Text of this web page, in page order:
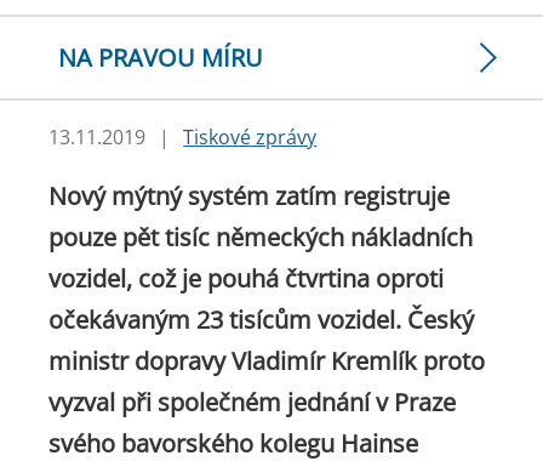
NA PRAVOU MÍRU
13.11.2019 | Tiskové zprávy
Nový mýtný systém zatím registruje
pouze pět tisíc německých nákladních
vozidel, což je pouhá čtvrtina oproti
očekávaným 23 tisícům vozidel. Český
ministr dopravy Vladimír Kremlík proto
vyzval při společném jednání v Praze
svého bavorského kolegu Hainse